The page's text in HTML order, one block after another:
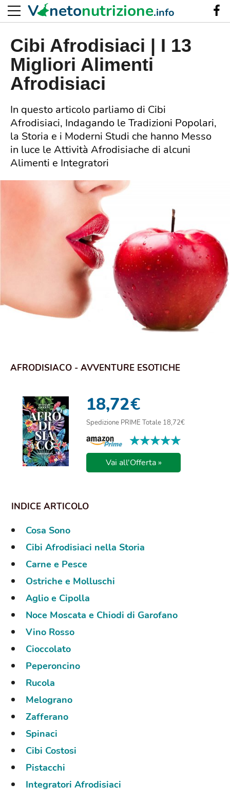
Cibi Afrodisiaci | I 13
Migliori Alimenti
Afrodisiaci
In questo articolo parliamo di Cibi
Afrodisiaci, Indagando le Tradizioni Popolari,
la Storia e i Moderni Studi che hanno Messo
in luce le Attività Afrodisiache di alcuni
Alimenti e Integratori
AFRODISIACO - AVVENTURE ESOTICHE
18,72€
Spedizione PRIME Totale 18,72€
★★★★★
★★★★★
Vai all'Offerta »
Cosa Sono
Cibi Afrodisiaci nella Storia
Carne e Pesce
Ostriche e Molluschi
Aglio e Cipolla
Noce Moscata e Chiodi di Garofano
Vino Rosso
Cioccolato
Peperoncino
Rucola
Melograno
Zafferano
Spinaci
Cibi Costosi
Pistacchi
Integratori Afrodisiaci
V netonutrizione.info